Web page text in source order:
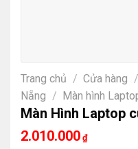
Trang chủ / Cửa hàng /
Nẵng / Màn hình
Màn Hình Laptop
2.010.000 ₫